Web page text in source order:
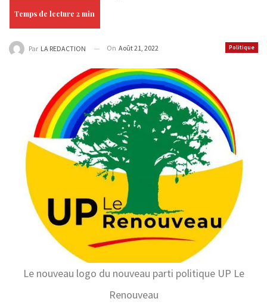
Politique
Par LA REDACTION On Août 21, 2022
Le nouveau logo du nouveau parti politique UP Le
Renouveau